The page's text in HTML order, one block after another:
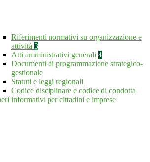
Riferimenti normativi su organizzazione e
attività 3
Atti amministrativi generali 4
Documenti di programmazione strategico-
gestionale
Statuti e leggi regionali
Codice disciplinare e codice di condotta
informativi per cittadini e imprese